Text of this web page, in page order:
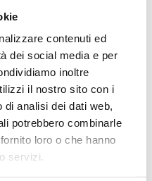
contenuti ed
dei social media e per
inoltre
il nostro sito con i
analisi dei dati web,
potrebbero combinarle
loro o che hanno
servizi.
dal Dipartimento della
con il supporto
e Prestiti, Invitalia e
ormai entrando nella fase
molti progetti previsti
sono molte, in primo